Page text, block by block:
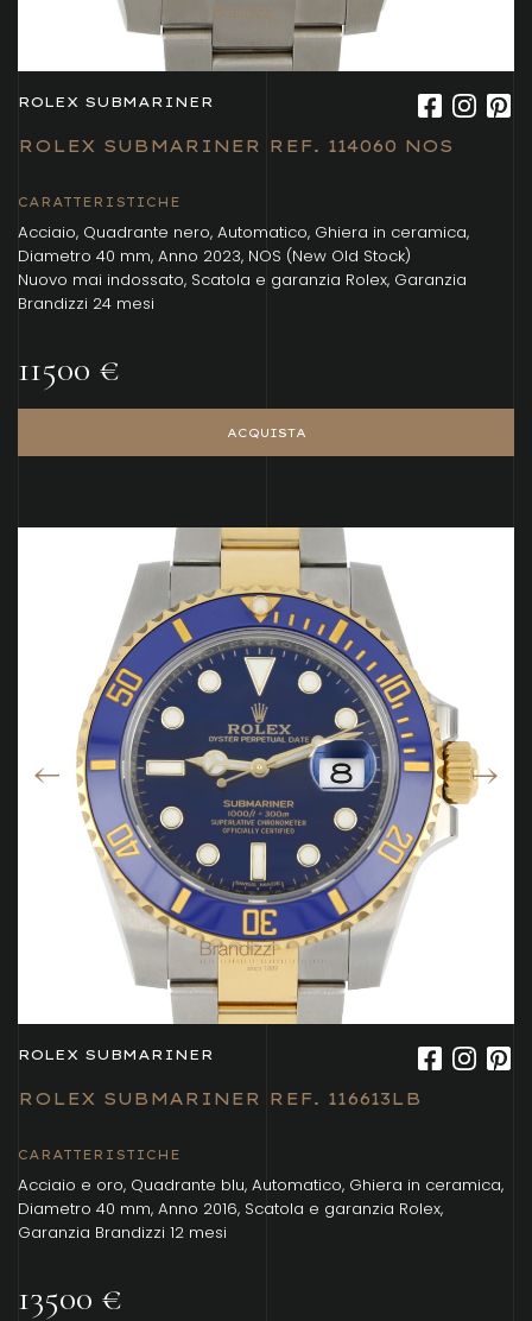
ROLEX SUBMARINER
ROLEX SUBMARINER REF. 114060 NOS
CARATTERISTICHE
Acciaio, Quadrante nero, Automatico, Ghiera in ceramica,
Diametro 40 mm, Anno 2023, NOS (New Old Stock)
Nuovo mai indossato, Scatola e garanzia Rolex, Garanzia
Brandizzi 24 mesi
11500 €
ACQUISTA
ROLEX SUBMARINER
ROLEX SUBMARINER REF. 116613LB
CARATTERISTICHE
Acciaio e oro, Quadrante blu, Automatico, Ghiera in ceramica,
Diametro 40 mm, Anno 2016, Scatola e garanzia Rolex,
Garanzia Brandizzi 12 mesi
13500 €